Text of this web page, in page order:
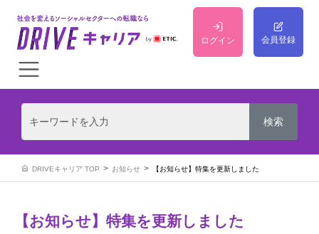
ログイン 会員登録
DRIVEキャリア TOP お知らせ 【お知らせ】特集を更新しました
【お知らせ】特集を更新しました